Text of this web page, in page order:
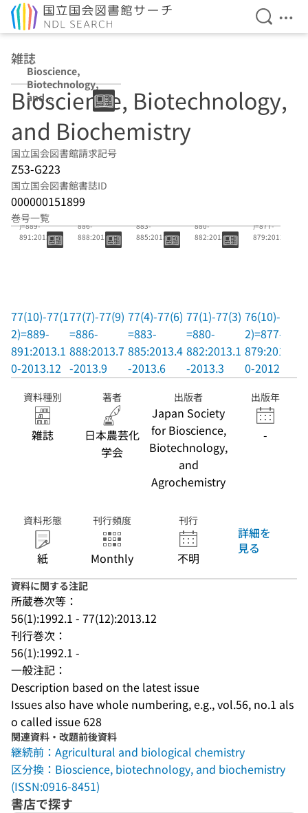
検索を
メ
雑誌
Bioscience,
Biotechnology,
and
Biochemistry
Bioscience, Biotechnology,
and Biochemistry
国立国会図書館請求記号
Z53-G223
国立国会図書館書誌ID
000000151899
巻号一覧
77(10)-77(12
)=889-
891:2013.10
-2013.12
77(10)-77(1
2)=889-
891:2013.1
0-2013.12
886-
888:2013.7-
77(7)-77(9)
=886-
888:2013.7
-2013.9
883-
885:2013.4-
77(4)-77(6)
=883-
885:2013.4
-2013.6
880-
882:2013.1-
77(1)-77(3)
=880-
882:2013.1
-2013.3
)=877-
879:2012.10
76(10)-76(1
2)=877-
879:2012.1
0-2012.12
資料種別
雑誌
著者
日本農芸化
学会
出版者
Japan Society
for Bioscience,
Biotechnology,
and
Agrochemistry
出版年
-
資料形態
紙
刊行頻度
Monthly
刊行
不明
詳細を
見る
資料に関する注記
所蔵巻次等：
56(1):1992.1 - 77(12):2013.12
刊行巻次：
56(1):1992.1 -
一般注記：
Description based on the latest issue
Issues also have whole numbering, e.g., vol.56, no.1 als
o called issue 628
関連資料・改題前後資料
継続前：Agricultural and biological chemistry
区分換：Bioscience, biotechnology, and biochemistry
(ISSN:0916-8451)
書店で探す